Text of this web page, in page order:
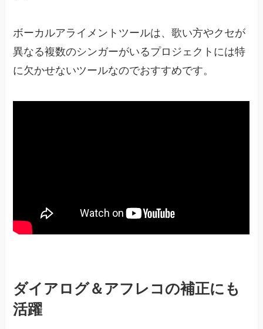
ボーカルアライメントツールは、歌い方やクセが
異なる複数のシンガーがいるプロジェクトには特
に欠かせないツールなのでおすすめです。
ダイアログ＆アフレコの補正にも
活躍